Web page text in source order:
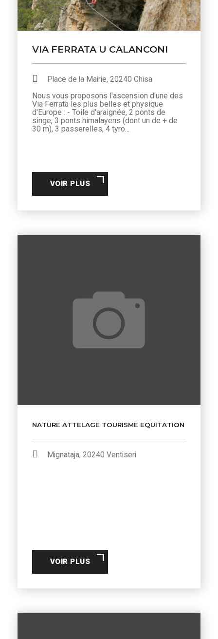
VIA FERRATA U CALANCONI
Place de la Mairie, 20240 Chisa
Nous vous proposons l'ascension d'une des
Via Ferrata les plus belles et physique
d'Europe : - Toile d'araignée, 2 ponts de
singe, 3 ponts himalayens (dont un de + de
30 m), 3 passerelles, 4 tyro...
VOIR PLUS
NATURE ATTELAGE TOURISME EQUITATION
Mignataja, 20240 Ventiseri
VOIR PLUS